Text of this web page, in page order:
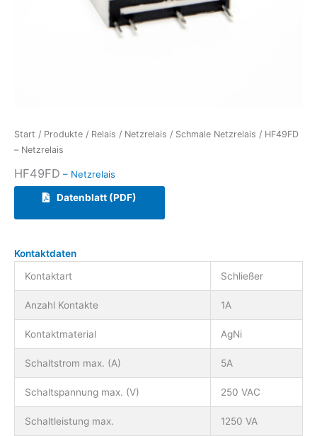
Start / Produkte / Relais / Netzrelais / Schmale Netzrelais / HF49FD
– Netzrelais
HF49FD – Netzrelais
Datenblatt (PDF)
Kontaktdaten
Kontaktart
Schließer
Anzahl Kontakte 1A
Kontaktmaterial AgNi
Schaltstrom max. (A) 5A
Schaltspannung max. (V) 250 VAC
Schaltleistung max. 1250 VA